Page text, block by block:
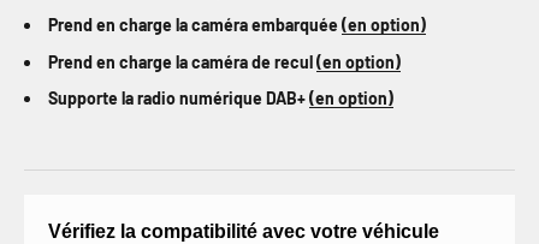
Prend en charge la caméra embarquée (en option)
Prend en charge la caméra de recul(en option)
Supporte la radio numérique DAB+(en option)
Vérifiez la compatibilité avec votre véhicule